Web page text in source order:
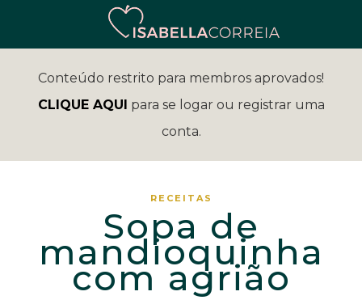
Conteúdo restrito para membros aprovados!
CLIQUE AQUI para se logar ou registrar uma
conta.
RECEITAS
Sopa de
mandioquinha
com agrião